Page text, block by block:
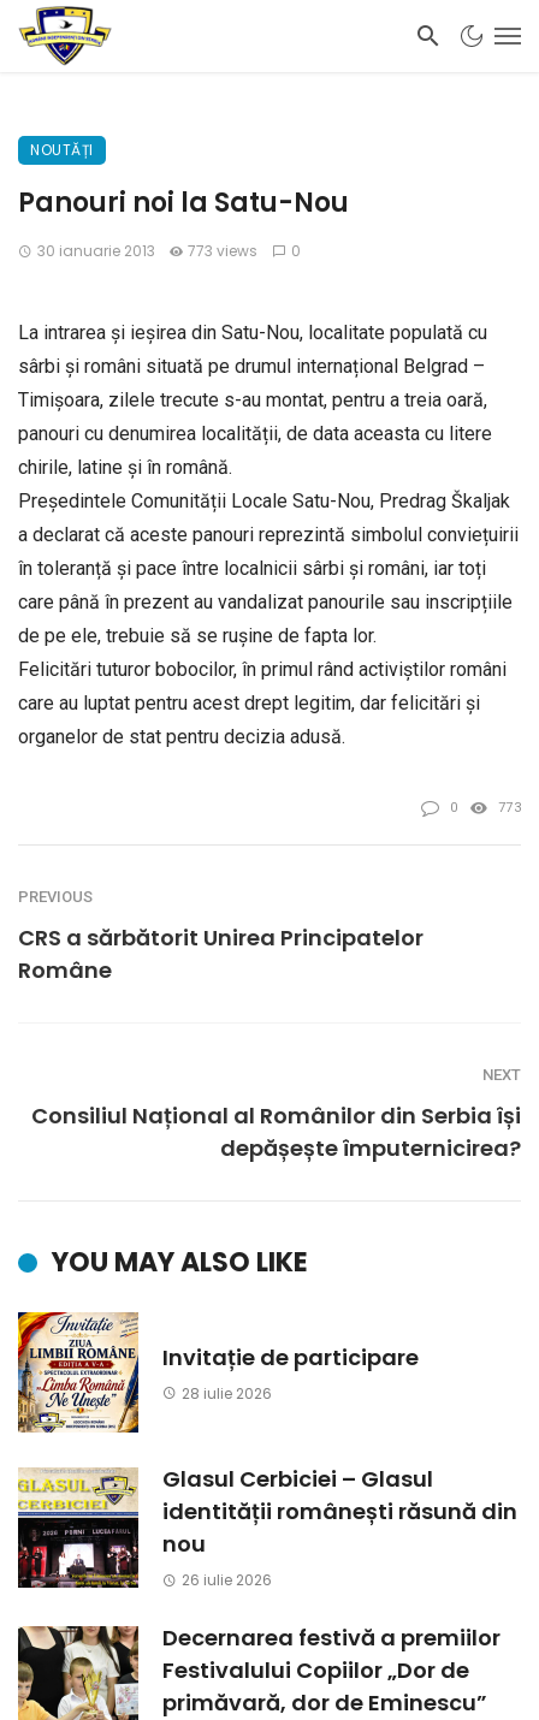
NOUTĂȚI
Panouri noi la Satu-Nou
30 ianuarie 2013 773 views 0
La intrarea și ieșirea din Satu-Nou, localitate populată cu
sârbi și români situată pe drumul internațional Belgrad –
Timișoara, zilele trecute s-au montat, pentru a treia oară,
panouri cu denumirea localității, de data aceasta cu litere
chirile, latine și în română.
Președintele Comunității Locale Satu-Nou, Predrag Škaljak
a declarat că aceste panouri reprezintă simbolul conviețuirii
în toleranță și pace între localnicii sârbi și români, iar toți
care până în prezent au vandalizat panourile sau inscripțiile
de pe ele, trebuie să se rușine de fapta lor.
Felicitări tuturor bobocilor, în primul rând activiștilor români
care au luptat pentru acest drept legitim, dar felicitări și
organelor de stat pentru decizia adusă.
0 773
PREVIOUS
CRS a sărbătorit Unirea Principatelor
Române
NEXT
Consiliul Național al Românilor din Serbia își
depășește împuternicirea?
YOU MAY ALSO LIKE
Invitație de participare
28 iulie 2026
Glasul Cerbiciei – Glasul
identității românești răsună din
nou
26 iulie 2026
Decernarea festivă a premiilor
Festivalului Copiilor „Dor de
primăvară, dor de Eminescu”